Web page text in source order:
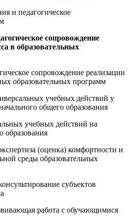
и педагогическое
сопровождение
в образовательных
сопровождение реализации
образовательных программ
учебных действий у
общего образования
учебных действий на
образования
(оценка) комфортности и
среды образовательных
субъектов
работа с обучающимися